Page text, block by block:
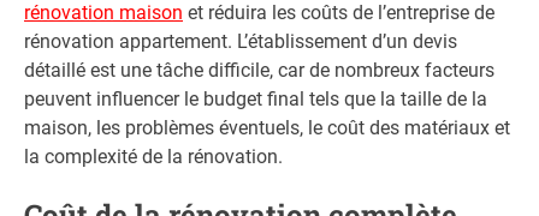
rénovation maison et réduira les coûts de l’entreprise de
rénovation appartement. L’établissement d’un devis
détaillé est une tâche difficile, car de nombreux facteurs
peuvent influencer le budget final tels que la taille de la
maison, les problèmes éventuels, le coût des matériaux et
la complexité de la rénovation.